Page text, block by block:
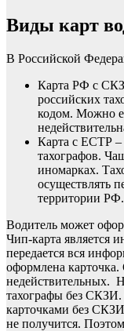
Виды карт
В Российской
Карта РФ с
российских
кодом. Можно
Карта с ЕСТР –
тахографов.
иномарках.
осуществлять
территории
Водитель может
Чип-карта является
передается вся
оформлена карточка.
недействительных.
тахографы без
карточками без
не получится.